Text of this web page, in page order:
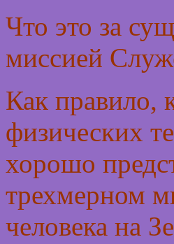
Что это за
миссией
Как правило,
физических
хорошо
трехмерном
человека на